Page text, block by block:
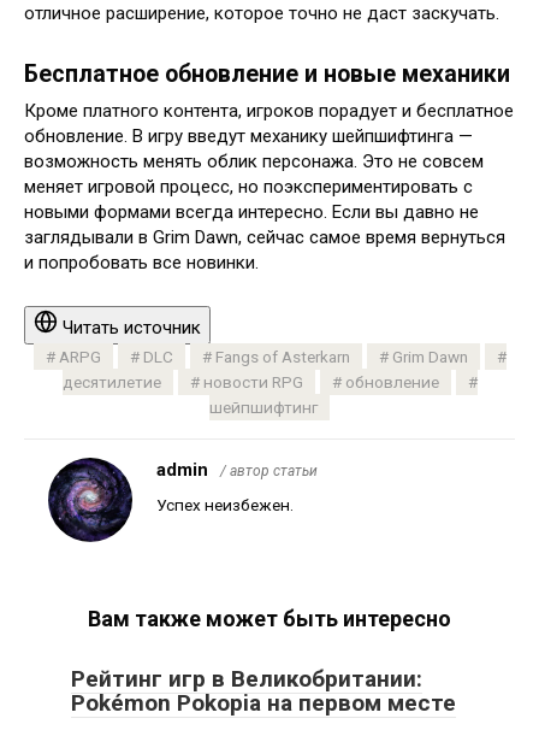
отличное расширение, которое точно не даст заскучать.
Бесплатное обновление и новые механики
Кроме платного контента, игроков порадует и бесплатное
обновление. В игру введут механику шейпшифтинга —
возможность менять облик персонажа. Это не совсем
меняет игровой процесс, но поэкспериментировать с
новыми формами всегда интересно. Если вы давно не
заглядывали в Grim Dawn, сейчас самое время вернуться
и попробовать все новинки.
Читать источник
ARPG DLC Fangs of Asterkarn
Grim Dawn
десятилетие
новости RPG
обновление
шейпшифтинг
admin / автор статьи
Успех неизбежен.
Вам также может быть интересно
Рейтинг игр в Великобритании:
Pokémon Pokopia на первом месте